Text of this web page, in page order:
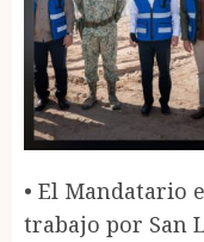
•⁠ ⁠El Mandatario
trabajo por San